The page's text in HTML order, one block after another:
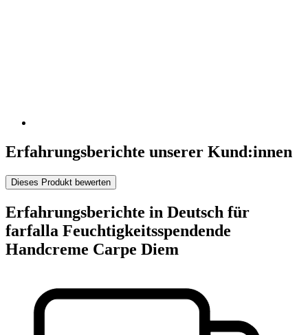
Erfahrungsberichte unserer Kund:innen
Dieses Produkt bewerten
Erfahrungsberichte in Deutsch für
farfalla Feuchtigkeitsspendende
Handcreme Carpe Diem